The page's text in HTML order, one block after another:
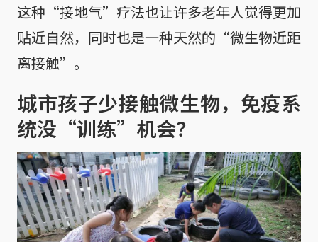
这种“接地气”疗法也让许多老年人觉得更加
贴近自然，同时也是一种天然的“微生物近距
离接触”。
城市孩子少接触微生物，免疫系
统没“训练”机会？